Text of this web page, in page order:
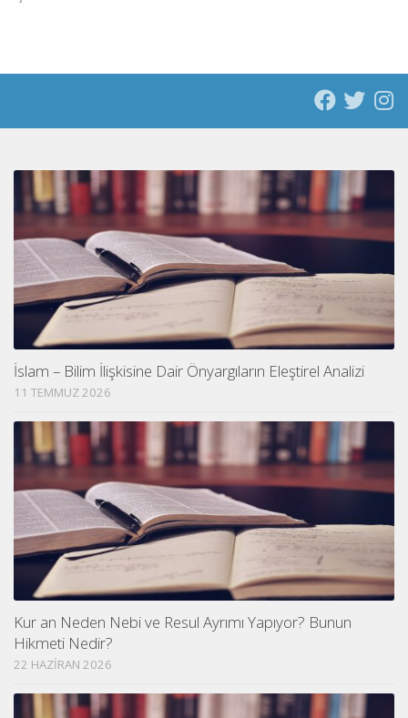
İslam – Bilim İlişkisine Dair Önyargıların Eleştirel Analizi
11 TEMMUZ 2026
Kur an Neden Nebi ve Resul Ayrımı Yapıyor? Bunun
Hikmeti Nedir?
22 HAZIRAN 2026